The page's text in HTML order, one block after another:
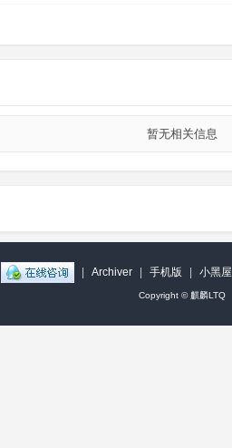
暂无相关信息
Archiver 手机版 小黑屋
Copyright © 麒麟LTQ